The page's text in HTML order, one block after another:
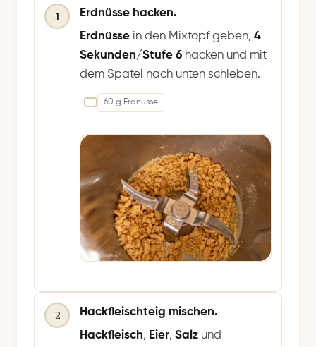
1
Erdnüsse hacken.
Erdnüsse in den Mixtopf geben, 4
Sekunden/Stufe 6 hacken und mit
dem Spatel nach unten schieben.
60 g Erdnüsse
2
Hackfleischteig mischen.
Hackfleisch, Eier, Salz und